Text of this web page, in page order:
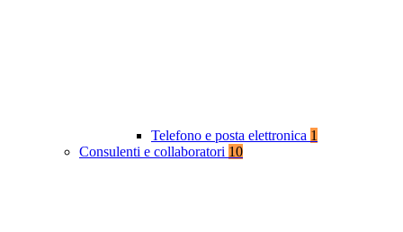
Telefono e posta elettronica 1
Consulenti e collaboratori 10